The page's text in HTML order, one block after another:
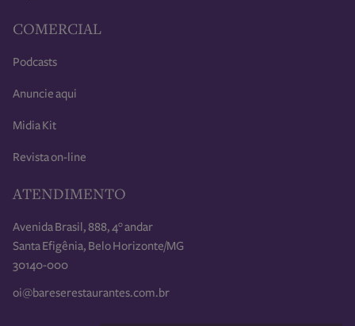
COMERCIAL
Podcasts
Anuncie aqui
Midia Kit
Revista on-line
ATENDIMENTO
Avenida Brasil, 888, 4° andar
Santa Efigênia, Belo Horizonte/MG
30140-000
oi@bareserestaurantes.com.br